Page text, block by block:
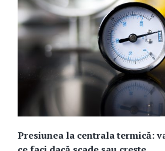
Presiunea la centrala termică: